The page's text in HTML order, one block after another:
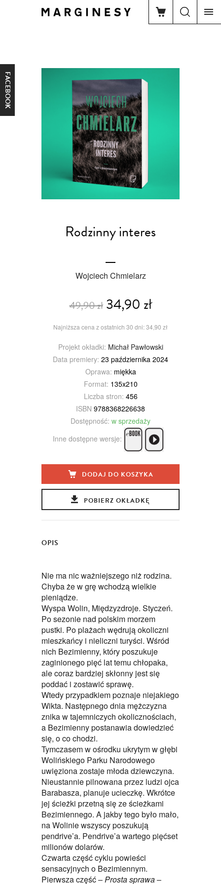
FACEBOOK
Rodzinny interes
Wojciech Chmielarz
49,90 zł34,90 zł
Najniższa cena z ostatnich 30 dni: 34,90 zł
Projekt okładki: Michał Pawłowski
Data premiery: 23 października 2024
Oprawa: miękka
Format: 135x210
Liczba stron: 456
ISBN 9788368226638
Dostępność: w sprzedaży
Inne dostępne wersje:
DODAJ DO KOSZYKA
POBIERZ OKŁADKĘ
OPIS
Nie ma nic ważniejszego niż rodzina.
Chyba że w grę wchodzą wielkie
pieniądze.
Wyspa Wolin, Międzyzdroje. Styczeń.
Po sezonie nad polskim morzem
pustki. Po plażach wędrują okoliczni
mieszkańcy i nieliczni turyści. Wśród
nich Bezimienny, który poszukuje
zaginionego pięć lat temu chłopaka,
ale coraz bardziej skłonny jest się
poddać i zostawić sprawę.
Wtedy przypadkiem poznaje niejakiego
Wikta. Następnego dnia mężczyzna
znika w tajemniczych okolicznościach,
a Bezimienny postanawia dowiedzieć
się, o co chodzi.
Tymczasem w ośrodku ukrytym w głębi
Wolińskiego Parku Narodowego
uwięziona zostaje młoda dziewczyna.
Nieustannie pilnowana przez ludzi ojca
Barabasza, planuje ucieczkę. Wkrótce
jej ścieżki przetną się ze ścieżkami
Bezimiennego. A jakby tego było mało,
na Wolinie wszyscy poszukują
pendrive’a. Pendrive’a wartego pięćset
milionów dolarów.
Czwarta część cyklu powieści
sensacyjnych o Bezimiennym.
Pierwsza część –Prosta sprawa–